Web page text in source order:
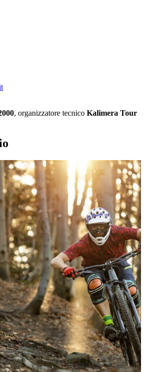
, organizzatore tecnico Kalimera Tour